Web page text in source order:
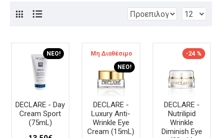
ΝΈΟ!
DECLARE - Day
Cream Sport
(75mL)
ΝΈΟ!
-41 %
Μη Διαθέσιμο
DECLARE -
Luxury Anti-
Wrinkle Eye
Cream (15mL)
-24 %
DECLARE -
Nutrilipid
Wrinkle
Diminish Eye